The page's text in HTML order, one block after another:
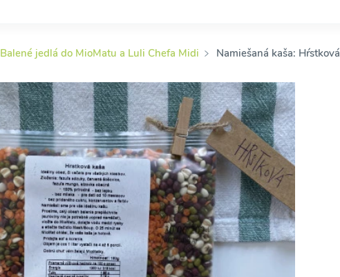
Balené jedlá do MioMatu a Luli Chefa Midi Namiešaná kaša: Hŕstková